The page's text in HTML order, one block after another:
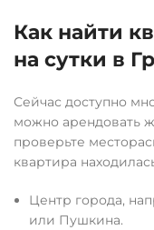
Как найти
на сутки в
Сейчас доступно
можно арендовать
проверьте
квартира
Центр города,
или Пушкина.